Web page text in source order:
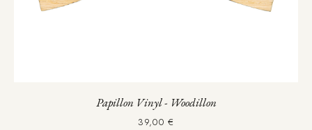
Papillon Vinyl - Woodillon
39,00 €